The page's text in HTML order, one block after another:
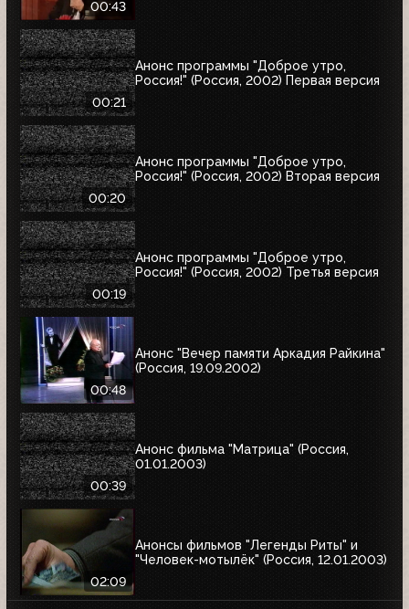
00:43
00:21
Анонс программы "Доброе утро,
Россия!" (Россия, 2002) Первая версия
00:20
Анонс программы "Доброе утро,
Россия!" (Россия, 2002) Вторая версия
00:19
Анонс программы "Доброе утро,
Россия!" (Россия, 2002) Третья версия
00:48
Анонс "Вечер памяти Аркадия Райкина"
(Россия, 19.09.2002)
00:39
Анонс фильма "Матрица" (Россия,
01.01.2003)
02:09
Анонсы фильмов "Легенды Риты" и
"Человек-мотылёк" (Россия, 12.01.2003)